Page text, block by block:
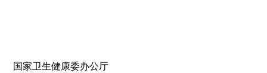
国家卫生健康委办公厅